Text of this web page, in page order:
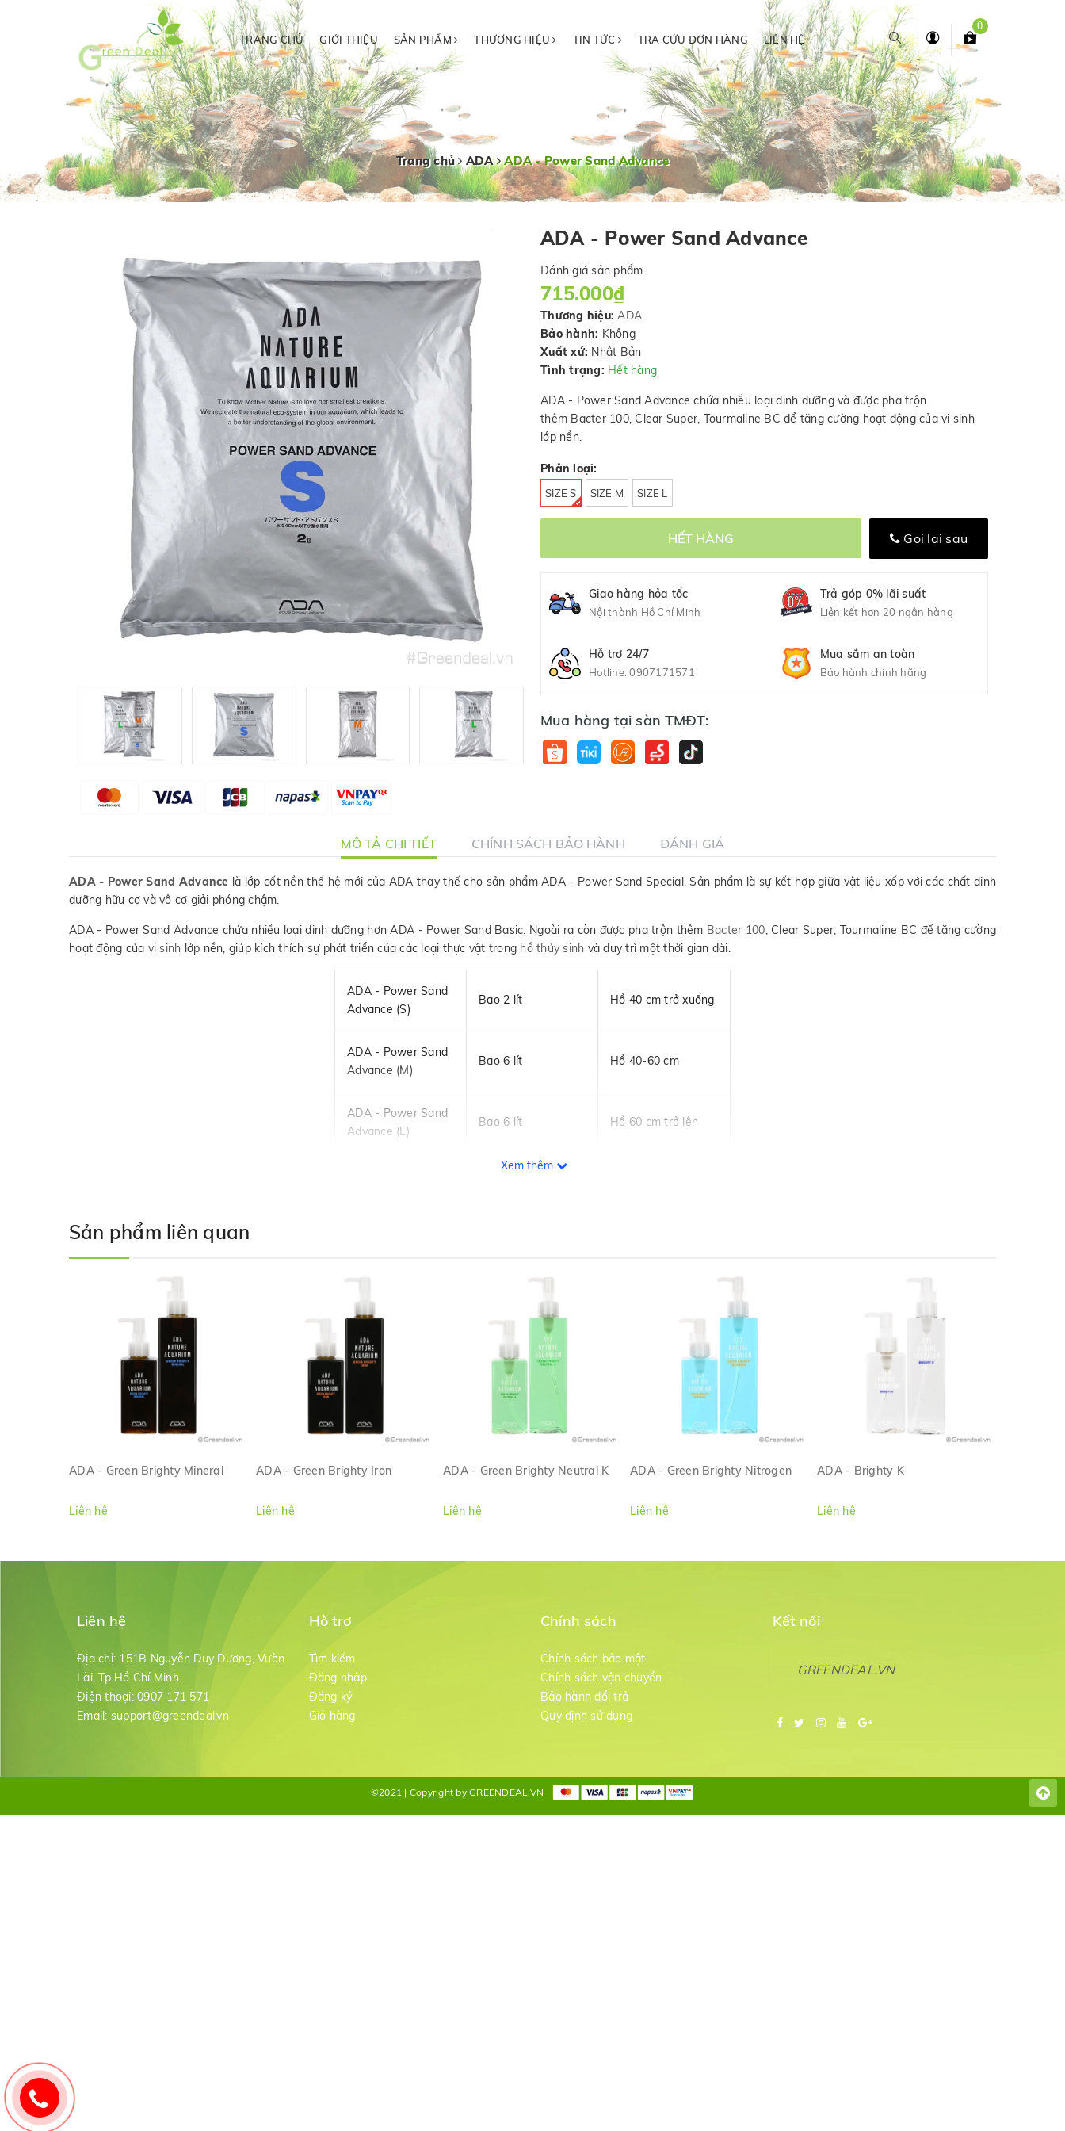
TRANG CHỦ GIỚI THIỆU SẢN PHẨM THƯƠNG HIỆU TIN TỨC TRA CỨU ĐƠN HÀNG LIÊN HỆ
0
Trang chủ ADA ADA - Power Sand Advance
ADA - Power Sand Advance
Đánh giá sản phẩm
715.000₫
Thương hiệu: ADA
Bảo hành: Không
Xuất xứ: Nhật Bản
Tình trạng: Hết hàng
ADA - Power Sand Advance chứa nhiều loại dinh dưỡng và được pha trộn
thêm Bacter 100, Clear Super, Tourmaline BC để tăng cường hoạt động của vi sinh
lớp nền.
Phân loại:
SIZE S SIZE M SIZE L
HẾT HÀNG Gọi lại sau
Giao hàng hỏa tốc
Nội thành Hồ Chí Minh
Trả góp 0% lãi suất
Liên kết hơn 20 ngân hàng
Hỗ trợ 24/7
Hotline:0907171571
Mua sắm an toàn
Bảo hành chính hãng
Mua hàng tại sàn TMĐT:
MÔ TẢ CHI TIẾT CHÍNH SÁCH BẢO HÀNH ĐÁNH GIÁ
ADA - Power Sand Advance là lớp cốt nền thế hệ mới của ADA thay thế cho sản phẩm ADA - Power Sand Special. Sản phẩm là sự kết hợp giữa vật liệu xốp với các chất dinh
dưỡng hữu cơ và vô cơ giải phóng chậm.
ADA - Power Sand Advance chứa nhiều loại dinh dưỡng hơn ADA - Power Sand Basic. Ngoài ra còn được pha trộn thêm Bacter 100, Clear Super, Tourmaline BC để tăng cường
hoạt động của vi sinh lớp nền, giúp kích thích sự phát triển của các loại thực vật trong hồ thủy sinh và duy trì một thời gian dài.
ADA - Power Sand
Advance (S)
Bao 2 lít Hồ 40 cm trở xuống
ADA - Power Sand
Advance (M)
Bao 6 lít Hồ 40-60 cm
ADA - Power Sand
Advance (L)
Bao 6 lít Hồ 60 cm trở lên
Xem thêm
Sản phẩm liên quan
ADA - Green Brighty Mineral
Liên hệ
ADA - Green Brighty Iron
Liên hệ
ADA - Green Brighty Neutral K
Liên hệ
ADA - Green Brighty Nitrogen
Liên hệ
ADA - Brighty K
Liên hệ
Liên hệ
Địa chỉ: 151B Nguyễn Duy Dương, Vườn
Lài, Tp Hồ Chí Minh
Điện thoại: 0907 171 571
Email: support@greendeal.vn
Hỗ trợ
Tìm kiếm
Đăng nhập
Đăng ký
Giỏ hàng
Chính sách
Chính sách bảo mật
Chính sách vận chuyển
Bảo hành đổi trả
Quy định sử dụng
Kết nối
GREENDEAL.VN
©2021 | Copyright by GREENDEAL.VN
0907171571